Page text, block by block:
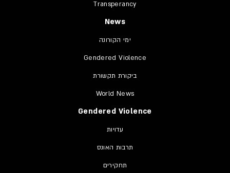
Transperancy
News
ימי הקורונה
Gendered Violence
ביקורת תקשורת
World News
Gendered Violence
עדויות
תרבות האונס
תחקירים